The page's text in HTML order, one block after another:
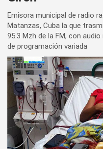
Emisora municipal de radio
Matanzas, Cuba la que
95.3 Mzh de la FM, con
de programación variada